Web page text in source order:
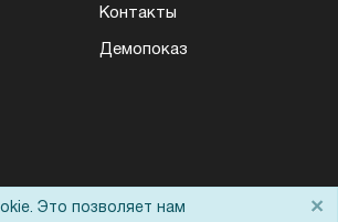
Контакты
Демопоказ
Это позволяет нам
×